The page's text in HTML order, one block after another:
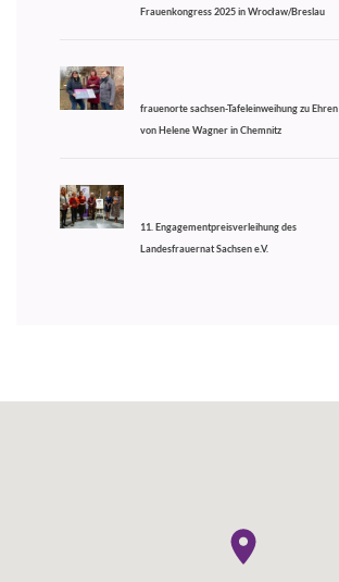
Frauenkongress 2025 in Wrocław/Breslau
frauenorte sachsen-Tafeleinweihung zu Ehren
von Helene Wagner in Chemnitz
11. Engagementpreisverleihung des
Landesfrauernat Sachsen e.V.